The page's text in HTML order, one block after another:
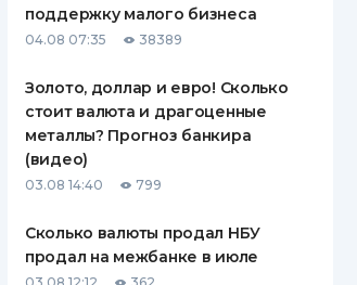
ПУТЕВОДИТЕЛИ ПО
ВСЕ СТРАХОВЫЕ ПОЛИСЫ
СТРАХОВЫЕ КОМПАНИИ
ОТЗЫВЫ О СТРАХОВЫХ
ДОСТАВКА И ОПЛАТА
поддержку малого бизнеса
04.08 07:35 38389
Золото, доллар и евро! Сколько
стоит валюта и драгоценные
металлы? Прогноз банкира
(видео)
03.08 14:40 799
Сколько валюты продал НБУ
продал на межбанке в июле